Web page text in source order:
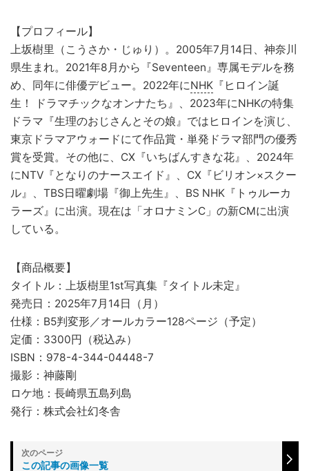
【プロフィール】
上坂樹里（こうさか・じゅり）。2005年7月14日、神奈川
県生まれ。2021年8月から『Seventeen』専属モデルを務
め、同年に俳優デビュー。2022年にNHK 『ヒロイン誕
生！ ドラマチックなオンナたち』、2023年にNHKの特集
ドラマ『生理のおじさんとその娘』ではヒロインを演じ、
東京ドラマアウォードにて作品賞・単発ドラマ部門の優秀
賞を受賞。その他に、CX『いちばんすきな花』、2024年
にNTV『となりのナースエイド』、CX『ビリオン×スクー
ル』、TBS日曜劇場『御上先生』、BS NHK『トゥルーカ
ラーズ』に出演。現在は「オロナミンC」の新CMに出演
している。
【商品概要】
タイトル：上坂樹里1st写真集『タイトル未定』
発売日：2025年7月14日（月）
仕様：B5判変形／オールカラー128ページ（予定）
定価：3300円（税込み）
ISBN：978-4-344-04448-7
撮影：神藤剛
ロケ地：長崎県五島列島
発行：株式会社幻冬舎
この記事の画像一覧